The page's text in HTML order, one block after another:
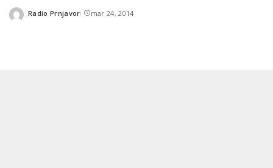
Posted
Radio Prnjavor mar 24, 2014